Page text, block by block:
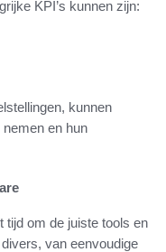
KPI’s kunnen zijn:
kunnen
en hun
tijd om de juiste tools en
van eenvoudige